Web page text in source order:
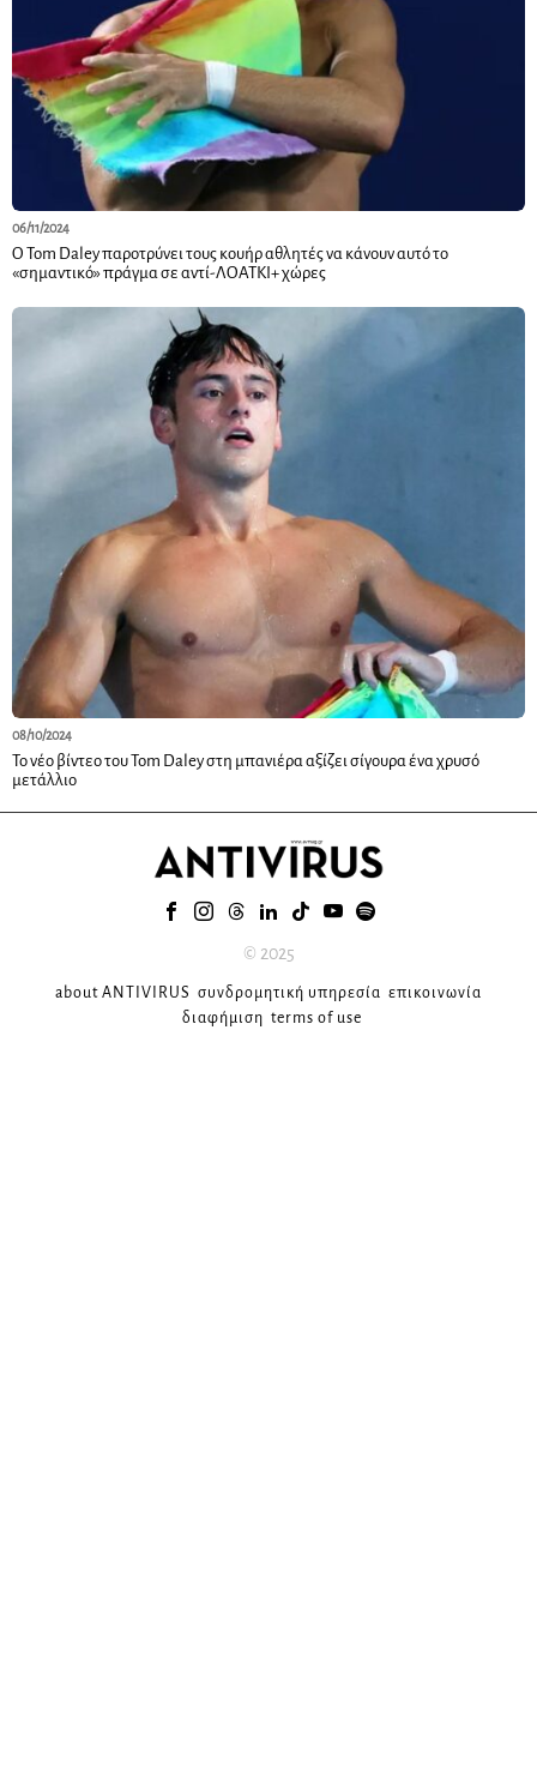
06/11/2024
Ο Tom Daley παροτρύνει τους κουήρ αθλητές να κάνουν αυτό το
«σημαντικό» πράγμα σε αντί-ΛΟΑΤΚΙ+ χώρες
08/10/2024
Το νέο βίντεο του Tom Daley στη μπανιέρα αξίζει σίγουρα ένα χρυσό
μετάλλιο
© 2025
about ANTIVIRUS συνδρομητική υπηρεσία επικοινωνία
διαφήμιση terms of use